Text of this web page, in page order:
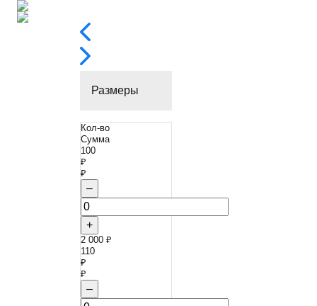
Размеры
Кол-во
Сумма
100
₽
₽
–
+
2 000 ₽
110
₽
₽
–